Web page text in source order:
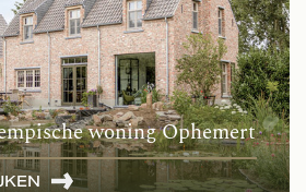
woning Ophemert